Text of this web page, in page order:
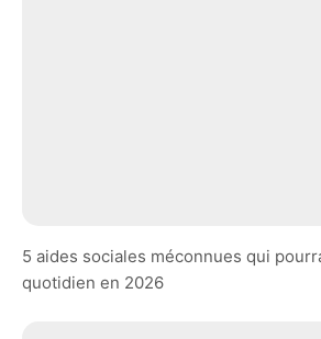
5 aides sociales méconnues qui
quotidien en 2026